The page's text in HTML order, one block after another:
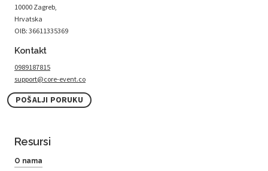
10000 Zagreb,
Hrvatska
OIB: 36611335369
Kontakt
0989187815
support@core-event.co
POŠALJI PORUKU
Resursi
O nama